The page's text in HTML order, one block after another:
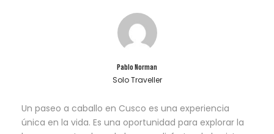
Pablo Norman
Solo Traveller
Un paseo a caballo en Cusco es una experiencia
única en la vida. Es una oportunidad para explorar la